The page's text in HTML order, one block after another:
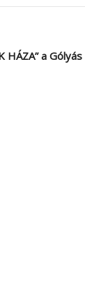
HÁZA” a